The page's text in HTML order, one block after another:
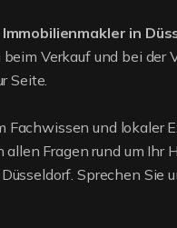
Immobilienmakler in
Verkauf und bei der
Seite.
Fachwissen und lokaler
Fragen rund um Ihr
Sprechen Sie